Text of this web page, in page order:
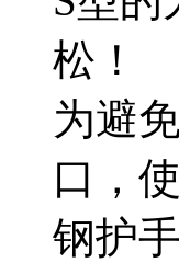
松！
为避
口，
钢护